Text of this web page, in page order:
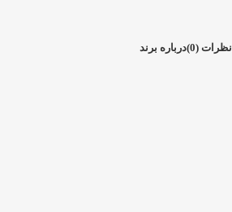
نظرات (0) درباره برند